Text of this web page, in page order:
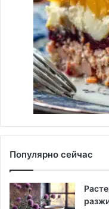
Популярно сейчас